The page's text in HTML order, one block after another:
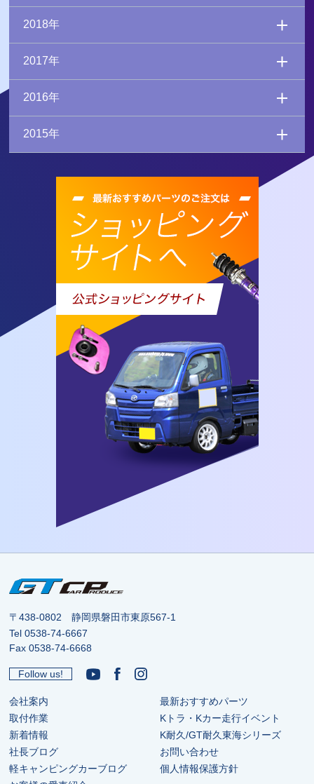
2018年
2017年
2016年
2015年
〒438-0802 静岡県磐田市東原567-1
Tel0538-74-6667
Fax 0538-74-6668
Follow us!
会社案内
取付作業
新着情報
社長ブログ
軽キャンピングカーブログ
最新おすすめパーツ
Kトラ・Kカー走行イベント
K耐久/GT耐久東海シリーズ
お問い合わせ
個人情報保護方針